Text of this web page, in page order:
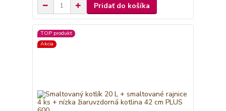
Pridať do košíka
TOP produkt
Akcia